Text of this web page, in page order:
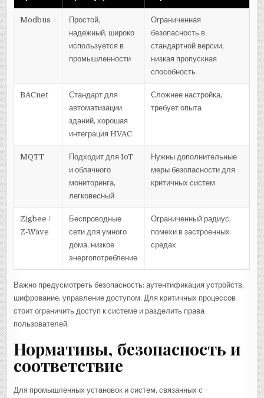
Modbus
Простой,
надежный, широко
используется в
промышленности
Ограниченная
безопасность в
стандартной версии,
низкая пропускная
способность
BACnet
Стандарт для
автоматизации
зданий, хорошая
интеграция HVAC
Сложнее настройка,
требует опыта
MQTT
Подходит для IoT
и облачного
мониторинга,
легковесный
Нужны дополнительные
меры безопасности для
критичных систем
Zigbee /
Z‑Wave
Беспроводные
сети для умного
дома, низкое
энергопотребление
Ограниченный радиус,
помехи в застроенных
средах
Важно предусмотреть безопасность: аутентификация устройств,
шифрование, управление доступом. Для критичных процессов
стоит ограничить доступ к системе и разделить права
пользователей.
Нормативы, безопасность и
соответствие
Для промышленных установок и систем, связанных с